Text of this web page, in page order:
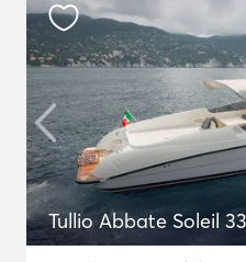
Tullio Abbate Soleil 33